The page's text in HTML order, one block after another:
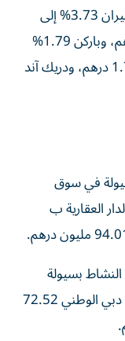
وفي قطاع الصناعة، هبط سهم العربية للطيران 3.73% إلى
5.15 درهم، وسالك 1.82% إلى 5.37 درهم، وباركن 1.79%
إلى 5.48 درهم، وأرامكس 0.58% إلى 1.70 درهم، ودريك آند
في سوق
تلاه الدار العقارية ب
بسيولة
بلغت 220.83 مليون درهم، تلاه الإمارات دبي الوطني 72.52